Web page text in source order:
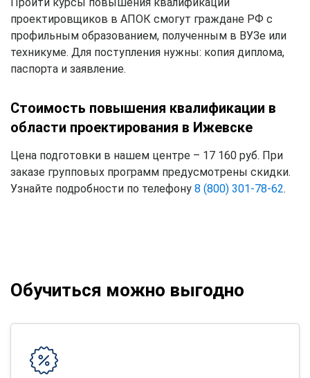
проектировщиков в АПОК смогут граждане РФ с
профильным образованием, полученным в ВУЗе или
техникуме. Для поступления нужны: копия диплома,
паспорта и заявление.
Стоимость повышения квалификации в
области проектирования в Ижевске
Цена подготовки в нашем центре – 17 160 руб. При
заказе групповых программ предусмотрены скидки.
Узнайте подробности по телефону 8 (800) 301-78-62.
Обучиться можно выгодно